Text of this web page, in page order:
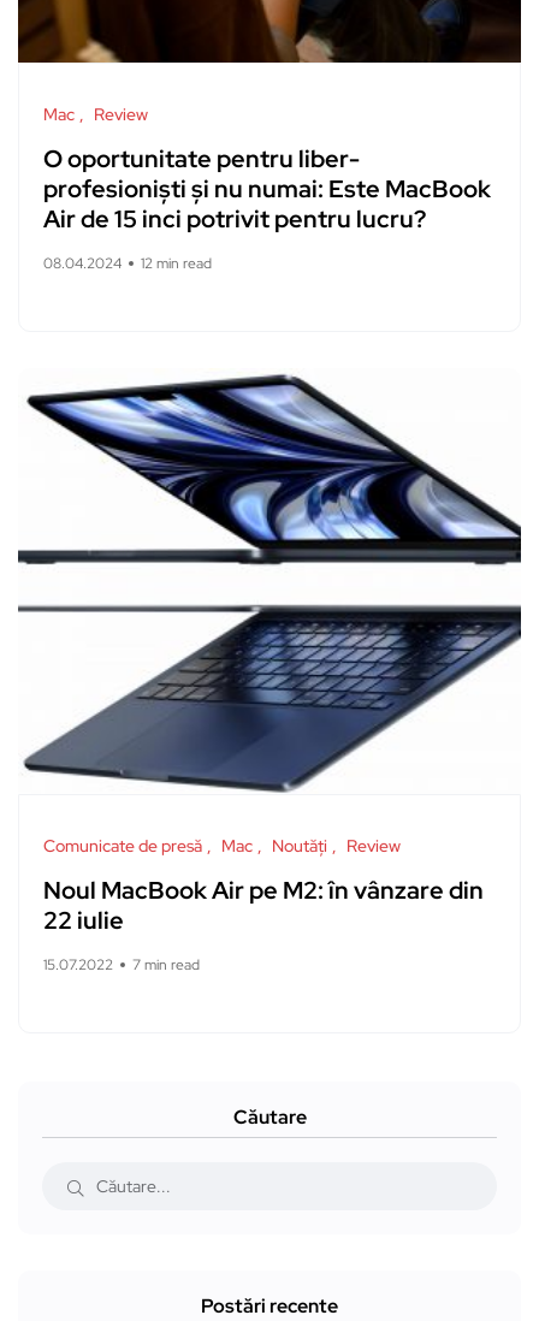
Mac Review
O oportunitate pentru liber-
profesioniști și nu numai: Este MacBook
Air de 15 inci potrivit pentru lucru?
08.04.2024 12 min read
Comunicate de presă Mac Noutăți Review
Noul MacBook Air pe M2: în vânzare din
22 iulie
15.07.2022 7 min read
Căutare
Postări recente